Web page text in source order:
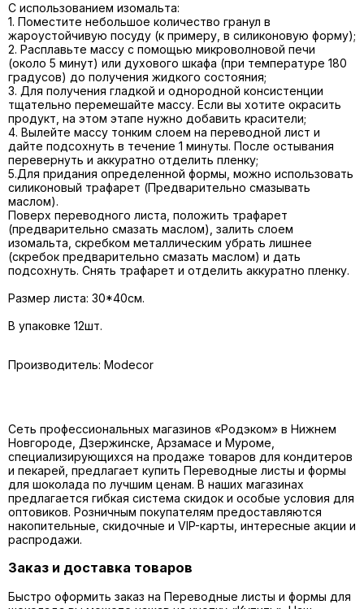
С использованием изомальта:
1. Поместите небольшое количество гранул в
жароустойчивую посуду (к примеру, в силиконовую форму);
2. Расплавьте массу с помощью микроволновой печи
(около 5 минут) или духового шкафа (при температуре 180
градусов) до получения жидкого состояния;
3. Для получения гладкой и однородной консистенции
тщательно перемешайте массу. Если вы хотите окрасить
продукт, на этом этапе нужно добавить красители;
4. Вылейте массу тонким слоем на переводной лист и
дайте подсохнуть в течение 1 минуты. После остывания
перевернуть и аккуратно отделить пленку;
5.Для придания определенной формы, можно использовать
силиконовый трафарет (Предварительно смазывать
маслом).
Поверх переводного листа, положить трафарет
(предварительно смазать маслом), залить слоем
изомальта, скребком металлическим убрать лишнее
(скребок предварительно смазать маслом) и дать
подсохнуть. Снять трафарет и отделить аккуратно пленку.
Размер листа: 30*40см.
В упаковке 12шт.
Производитель: Modecor
Сеть профессиональных магазинов «Родэком» в Нижнем
Новгороде, Дзержинске, Арзамасе и Муроме,
специализирующихся на продаже товаров для кондитеров
и пекарей, предлагает купить Переводные листы и формы
для шоколада по лучшим ценам. В наших магазинах
предлагается гибкая система скидок и особые условия для
оптовиков. Розничным покупателям предоставляются
накопительные, скидочные и VIP-карты, интересные акции и
распродажи.
Заказ и доставка товаров
Быстро оформить заказ на Переводные листы и формы для